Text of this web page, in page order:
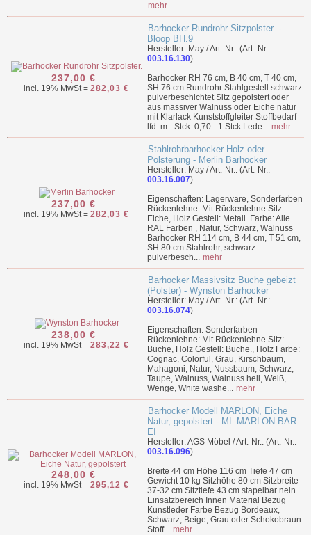
mehr
237,00 €
incl. 19% MwSt = 282,03 €
Barhocker Rundrohr Sitzpolster. -
Bloop BH.9
Hersteller: May / Art.-Nr.: (Art.-Nr.:
003.16.130)
Barhocker RH 76 cm, B 40 cm, T 40 cm,
SH 76 cm Rundrohr Stahlgestell schwarz
pulverbeschichtet Sitz gepolstert oder
aus massiver Walnuss oder Eiche natur
mit Klarlack Kunststoffgleiter Stoffbedarf
lfd. m - Stck: 0,70 - 1 Stck Lede... mehr
237,00 €
incl. 19% MwSt = 282,03 €
Stahlrohrbarhocker Holz oder
Polsterung - Merlin Barhocker
Hersteller: May / Art.-Nr.: (Art.-Nr.:
003.16.007)
Eigenschaften: Lagerware, Sonderfarben
Rückenlehne: Mit Rückenlehne Sitz:
Eiche, Holz Gestell: Metall. Farbe: Alle
RAL Farben , Natur, Schwarz, Walnuss
Barhocker RH 114 cm, B 44 cm, T 51 cm,
SH 80 cm Stahlrohr, schwarz
pulverbesch... mehr
238,00 €
incl. 19% MwSt = 283,22 €
Barhocker Massivsitz Buche gebeizt
(Polster) - Wynston Barhocker
Hersteller: May / Art.-Nr.: (Art.-Nr.:
003.16.074)
Eigenschaften: Sonderfarben
Rückenlehne: Mit Rückenlehne Sitz:
Buche, Holz Gestell: Buche., Holz Farbe:
Cognac, Colorful, Grau, Kirschbaum,
Mahagoni, Natur, Nussbaum, Schwarz,
Taupe, Walnuss, Walnuss hell, Weiß,
Wenge, White washe... mehr
248,00 €
incl. 19% MwSt = 295,12 €
Barhocker Modell MARLON, Eiche
Natur, gepolstert - ML.MARLON BAR-
EI
Hersteller: AGS Möbel / Art.-Nr.: (Art.-Nr.:
003.16.096)
Breite 44 cm Höhe 116 cm Tiefe 47 cm
Gewicht 10 kg Sitzhöhe 80 cm Sitzbreite
37-32 cm Sitztiefe 43 cm stapelbar nein
Einsatzbereich Innen Material Bezug
Kunstleder Farbe Bezug Bordeaux,
Schwarz, Beige, Grau oder Schokobraun.
Stoff... mehr